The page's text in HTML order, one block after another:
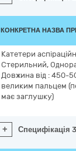
КОНКРЕТНА НАЗВА
Катетери
Стерильний,
Довжина від : 450-
великим пальцем
має заглушку)
+ Специфікація